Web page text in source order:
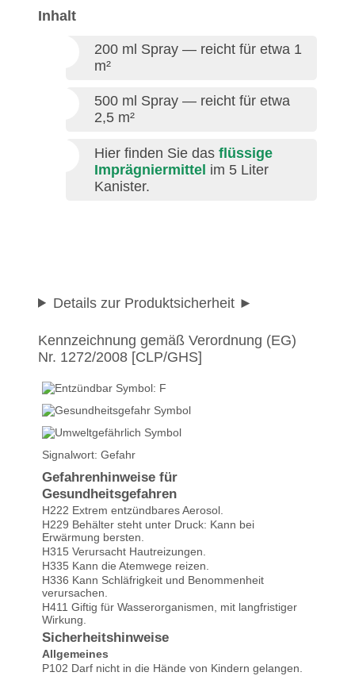
Inhalt
200 ml Spray — reicht für etwa 1
m²
500 ml Spray — reicht für etwa
2,5 m²
Hier finden Sie das flüssige
Imprägniermittel im 5 Liter
Kanister.
Details zur Produktsicherheit
Kennzeichnung gemäß Verordnung (EG)
Nr. 1272/2008 [CLP/GHS]
Signalwort: Gefahr
Gefahrenhinweise für
Gesundheitsgefahren
H222 Extrem entzündbares Aerosol.
H229 Behälter steht unter Druck: Kann bei
Erwärmung bersten.
H315 Verursacht Hautreizungen.
H335 Kann die Atemwege reizen.
H336 Kann Schläfrigkeit und Benommenheit
verursachen.
H411 Giftig für Wasserorganismen, mit langfristiger
Wirkung.
Sicherheitshinweise
Allgemeines
P102 Darf nicht in die Hände von Kindern gelangen.